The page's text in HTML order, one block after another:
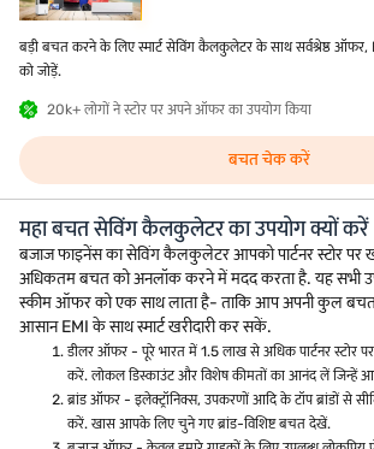
बड़ी बचत करने के लिए स्मार्ट सेविंग कैलकुलेटर के साथ सर्वश्रेष्ठ ऑफर,
को जोड़ें.
20k+ लोगों ने स्टोर पर अपने ऑफर का उपयोग किया
बचत चेक करें
महा बचत सेविंग कैलकुलेटर का उपयोग क्यों करें
बजाज फाइनेंस का सेविंग कैलकुलेटर आपको पार्टनर स्टोर पर
अधिकतम बचत को अनलॉक करने में मदद करता है. यह सभी
स्कीम ऑफर को एक साथ लाता है- ताकि आप अपनी कुल
आसान EMI के साथ स्मार्ट खरीदारी कर सकें.
डीलर ऑफर - पूरे भारत में 1.5 लाख से अधिक पार्टनर स्टोर पर
करें. लोकल डिस्काउंट और विशेष कीमतों का आनंद लें जिन्हें
ब्रांड ऑफर - इलेक्ट्रॉनिक्स, उपकरणों आदि के टॉप ब्रांडों से
करें. खास आपके लिए चुने गए ब्रांड-विशिष्ट बचत देखें.